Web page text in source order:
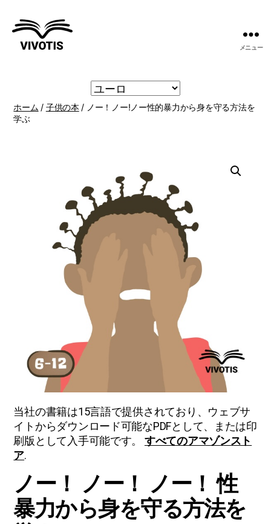
テ
ィ
メニュー
ホーム / 子供の本 / ノー！ノー!ノー性的暴力から身を守る方法を
学ぶ
当社の書籍は15言語で提供されており、ウェブサ
イトからダウンロード可能なPDFとして、または印
刷版として入手可能です。 すべてのアマゾンスト
ア.
ノー！ ノー！ ノー！ 性
暴力から身を守る方法を